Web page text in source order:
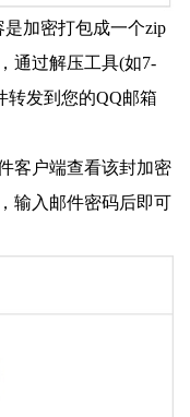
加密打包成一个zip
通过解压工具(如7-
转发到您的QQ邮箱
客户端查看该封加密
输入邮件密码后即可